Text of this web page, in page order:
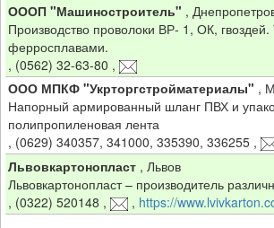
ОООП "Машиностроитель" ,
Производство проволоки ВР- 1, ОК, гвоздей.
ферросплавами.
, (0562) 32-63-80 ,
ООО МПКФ "Укрторгстройматериалы" ,
Напорный армированный шланг ПВХ и
полипропиленовая лента
, (0629) 340357, 341000, 335390, 336255 ,
Львовкартонопласт, Львов
Львовкартонопласт – производитель
, (0322) 520148 , , https://